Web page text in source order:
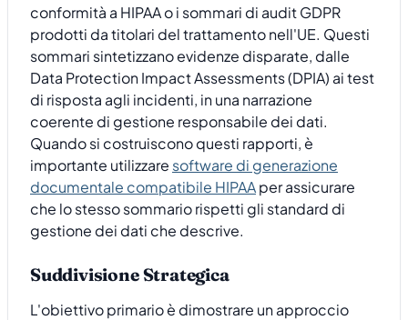
conformità a HIPAA o i sommari di audit GDPR
prodotti da titolari del trattamento nell'UE. Questi
sommari sintetizzano evidenze disparate, dalle
Data Protection Impact Assessments (DPIA) ai test
di risposta agli incidenti, in una narrazione
coerente di gestione responsabile dei dati.
Quando si costruiscono questi rapporti, è
importante utilizzare software di generazione
documentale compatibile HIPAAper assicurare
che lo stesso sommario rispetti gli standard di
gestione dei dati che descrive.
Suddivisione Strategica
L'obiettivo primario è dimostrare un approccio